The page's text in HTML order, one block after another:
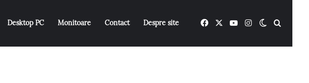
Desktop PC Monitoare Contact Despre site FacebookYouTubeInstagramSwitch skin